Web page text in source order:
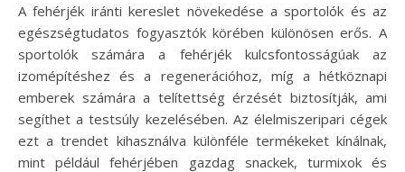
A fehérjék iránti kereslet növekedése a sportolók és az
egészségtudatos fogyasztók körében különösen erős. A
sportolók számára a fehérjék kulcsfontosságúak az
izomépítéshez és a regenerációhoz, míg a hétköznapi
emberek számára a telítettség érzését biztosítják, ami
segíthet a testsúly kezelésében. Az élelmiszeripari cégek
ezt a trendet kihasználva különféle termékeket kínálnak,
mint például fehérjében gazdag snackek, turmixok és